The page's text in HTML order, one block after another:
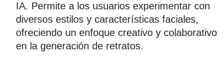
IA. Permite a los usuarios experimentar con
diversos estilos y características faciales,
ofreciendo un enfoque creativo y colaborativo
en la generación de retratos.